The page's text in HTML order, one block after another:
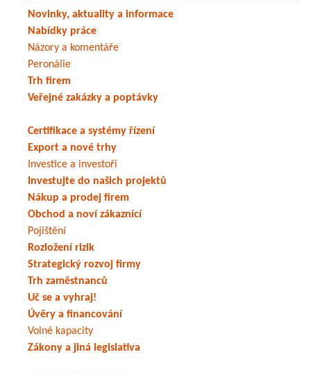
Novinky, aktuality a informace
Nabídky práce
Názory a komentáře
Peronálie
Trh firem
Veřejné zakázky a poptávky
Certifikace a systémy řízení
Export a nové trhy
Investice a investoři
Investujte do našich projektů
Nákup a prodej firem
Obchod a noví zákaznící
Pojištění
Rozložení rizik
Strategický rozvoj firmy
Trh zaměstnanců
Uč se a vyhraj!
Úvěry a financování
Volné kapacity
Zákony a jiná legislativa